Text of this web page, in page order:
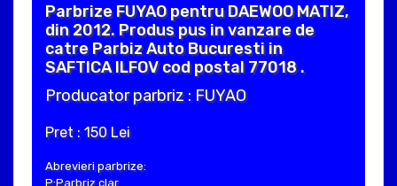
Parbrize FUYAO pentru DAEWOO MATIZ,
din 2012. Produs pus in vanzare de
catre Parbiz Auto Bucuresti in
SAFTICA ILFOV cod postal 77018 .
Producator parbriz : FUYAO
Pret : 150 Lei
Abrevieri parbrize:
P:Parbriz clar